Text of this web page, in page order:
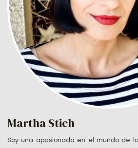
Martha Stich
Soy una apasionada en el mundo de